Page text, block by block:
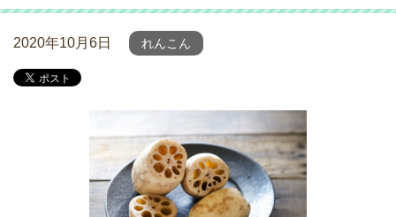
2020年10月6日 れんこん